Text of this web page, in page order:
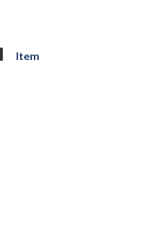
Item